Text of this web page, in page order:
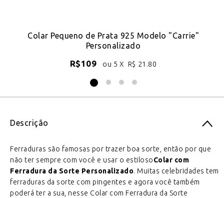
Colar Pequeno de Prata 925 Modelo "Carrie"
Personalizado
R$109 ou 5 X R$ 21.80
Descrição
Ferraduras são famosas por trazer boa sorte, então por que
não ter sempre com você e usar o estilosoColar com
Ferradura da Sorte Personalizado. Muitas celebridades tem
ferraduras da sorte com pingentes e agora você também
poderá ter a sua, nesse Colar com Ferradura da Sorte